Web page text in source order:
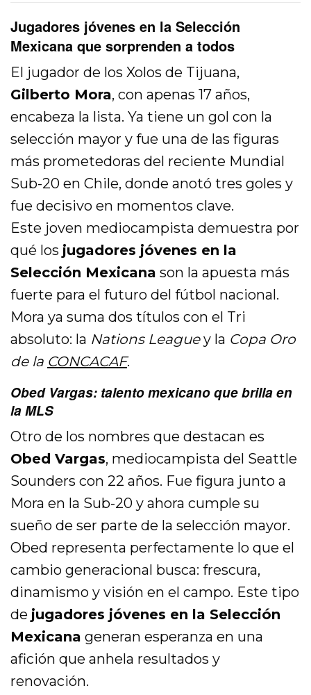
Jugadores jóvenes en la Selección
Mexicana que sorprenden a todos
El jugador de los Xolos de Tijuana,
Gilberto Mora, con apenas 17 años,
encabeza la lista. Ya tiene un gol con la
selección mayor y fue una de las figuras
más prometedoras del reciente Mundial
Sub-20 en Chile, donde anotó tres goles y
fue decisivo en momentos clave.
Este joven mediocampista demuestra por
qué los jugadores jóvenes en la
Selección Mexicana son la apuesta más
fuerte para el futuro del fútbol nacional.
Mora ya suma dos títulos con el Tri
absoluto: la Nations Leaguey la Copa Oro
de la CONCACAF.
Obed Vargas: talento mexicano que brilla en
la MLS
Otro de los nombres que destacan es
Obed Vargas, mediocampista del Seattle
Sounders con 22 años. Fue figura junto a
Mora en la Sub-20 y ahora cumple su
sueño de ser parte de la selección mayor.
Obed representa perfectamente lo que el
cambio generacional busca: frescura,
dinamismo y visión en el campo. Este tipo
de jugadores jóvenes en la Selección
Mexicana generan esperanza en una
afición que anhela resultados y
renovación.